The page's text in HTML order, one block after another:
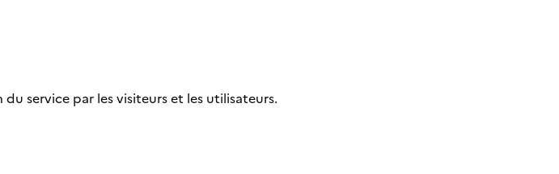
service par les visiteurs et les utilisateurs.